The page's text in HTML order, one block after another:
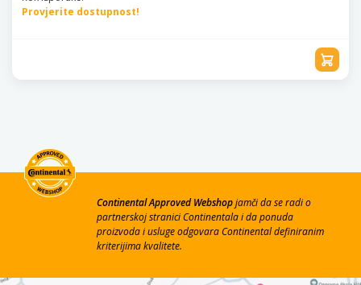
Provjerite dostupnost!
Continental Approved Webshopjamči da se radi o
partnerskoj stranici Continentala i da ponuda
proizvoda i usluge odgovara Continental definiranim
kriterijima kvalitete.